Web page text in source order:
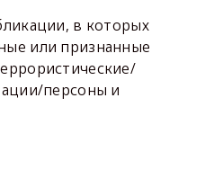
в которых
или признанные
персоны и